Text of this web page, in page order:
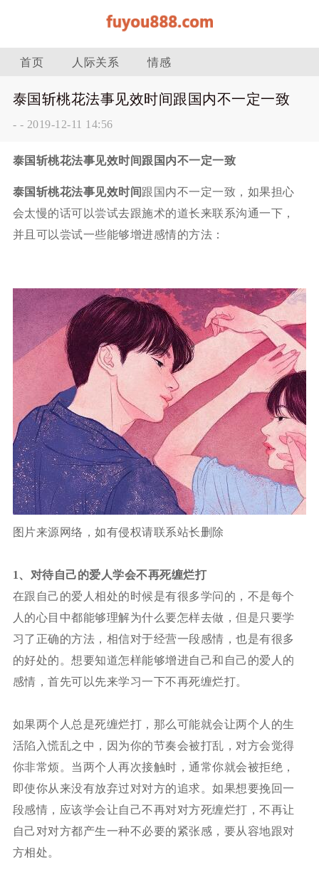
首页 人际关系 情感
泰国斩桃花法事见效时间跟国内不一定一致
- - 2019-12-11 14:56
泰国斩桃花法事见效时间跟国内不一定一致
泰国斩桃花法事见效时间跟国内不一定一致，如果担心
会太慢的话可以尝试去跟施术的道长来联系沟通一下，
并且可以尝试一些能够增进感情的方法：
图片来源网络，如有侵权请联系站长删除
1、对待自己的爱人学会不再死缠烂打
在跟自己的爱人相处的时候是有很多学问的，不是每个
人的心目中都能够理解为什么要怎样去做，但是只要学
习了正确的方法，相信对于经营一段感情，也是有很多
的好处的。想要知道怎样能够增进自己和自己的爱人的
感情，首先可以先来学习一下不再死缠烂打。
如果两个人总是死缠烂打，那么可能就会让两个人的生
活陷入慌乱之中，因为你的节奏会被打乱，对方会觉得
你非常烦。当两个人再次接触时，通常你就会被拒绝，
即使你从来没有放弃过对对方的追求。如果想要挽回一
段感情，应该学会让自己不再对对方死缠烂打，不再让
自己对对方都产生一种不必要的紧张感，要从容地跟对
方相处。